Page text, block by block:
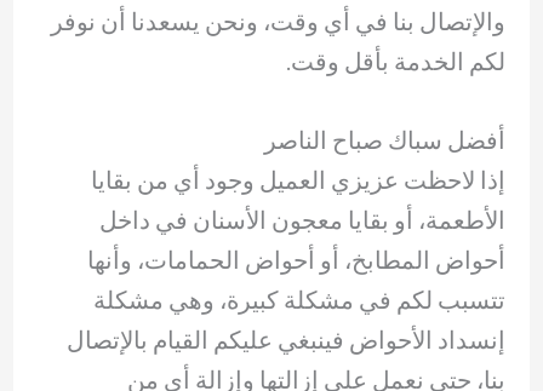
والإتصال بنا في أي وقت، ونحن يسعدنا أن نوفر
لكم الخدمة بأقل وقت.
أفضل سباك صباح الناصر
إذا لاحظت عزيزي العميل وجود أي من بقايا
الأطعمة، أو بقايا معجون الأسنان في داخل
أحواض المطابخ، أو أحواض الحمامات، وأنها
تتسبب لكم في مشكلة كبيرة، وهي مشكلة
إنسداد الأحواض فينبغي عليكم القيام بالإتصال
بنا، حتى نعمل على إزالتها وإزالة أي من